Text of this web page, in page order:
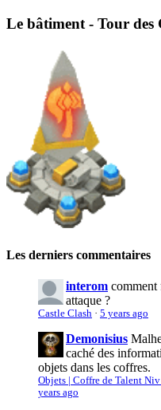
Le bâtiment - Tour des
Les derniers commentaires
interom comment
attaque ?
Castle Clash · 5 years ago
Demonisius
caché des
objets dans les coffres.
Objets | Coffre de Talent
years ago